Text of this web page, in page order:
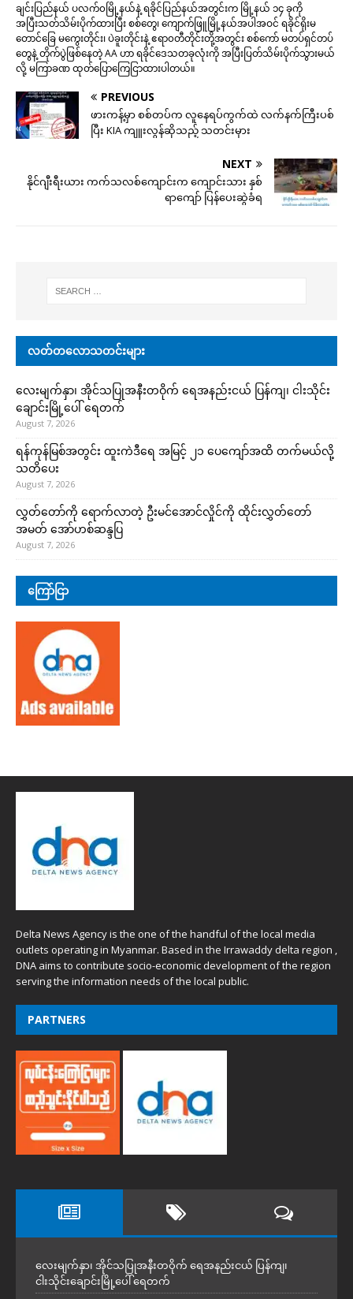
ချင်းပြည်နယ် ပလက်၀မြို့နယ်နဲ့ ရခိုင်ပြည်နယ်အတွင်းက မြို့နယ် ၁၄ ခုကို
အပြီးသတ်သိမ်းပိုက်ထားပြီး စစ်တွေ၊ ကျောက်ဖြူမြို့နယ်အပါအဝင် ရခိုင်ရိုးမ
တောင်ခြေ မကွေးတိုင်း၊ ပဲခူးတိုင်းနဲ့ ဧရာ၀တီတိုင်းတို့အတွင်း စစ်ကော် မတပ်ရှင်တပ်
တွေနဲ့ တိုက်ပွဲဖြစ်နေတဲ့ AA ဟာ ရခိုင်ဒေသတခုလုံးကို အပြီးပြတ်သိမ်းပိုက်သွားမယ်
လို့ မကြာခဏ ထုတ်ပြောကြေငြာထားပါတယ်။
PREVIOUS
ဖားကန့်မှာ စစ်တပ်က လူနေရပ်ကွက်ထဲ လက်နက်ကြီးပစ်
ပြီး KIA ကျူးလွန်ဆိုသည့် သတင်းမှား
NEXT
နိုင်ဂျီးရီးယား ကက်သလစ်ကျောင်းက ကျောင်းသား နှစ်
ရာကျော် ပြန်ပေးဆွဲခံရ
လတ်တလောသတင်းများ
လေးမျက်နှာ၊ အိုင်သပြုအနီးတဝိုက် ရေအနည်းငယ် ပြန်ကျ၊ ငါးသိုင်း
ချောင်းမြို့ပေါ် ရေတက်
August 7, 2026
ရန်ကုန်မြစ်အတွင်း ထူးကဲဒီရေ အ​မြင့် ၂၁ ပေကျော်အထိ တက်မယ်လို့
သတိပေး
August 7, 2026
လွှတ်တော်ကို ရောက်လာတဲ့ ဦးမင်အောင်လှိုင်ကို ထိုင်းလွှတ်တော်
အမတ် အော်ဟစ်ဆန္ဒပြ
August 7, 2026
ကြော်ငြာ
Delta News Agency is the one of the handful of the local media
outlets operating in Myanmar. Based in the Irrawaddy delta region ,
DNA aims to contribute socio-economic development of the region
serving the information needs of the local public.
PARTNERS
လေးမျက်နှာ၊ အိုင်သပြုအနီးတဝိုက် ရေအနည်းငယ် ပြန်ကျ၊
ငါးသိုင်းချောင်းမြို့ပေါ် ရေတက်